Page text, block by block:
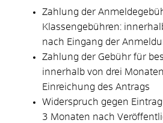
Zahlung der
Klassengebühren:
nach Eingang der
Zahlung der Gebühr für
innerhalb von drei
Einreichung des Antrags
Widerspruch gegen
3 Monaten nach